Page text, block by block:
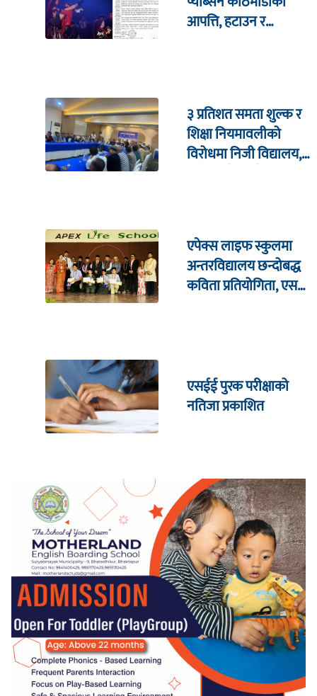
आपत्ति, हटाउन र
३ प्रतिशत समता शुल्क र
शिक्षा नियमावलीको
विरोधमा निजी विद्यालय,
एपेक्स लाइफ स्कुलमा
अन्तरविद्यालय छन्दोबद्ध
कविता प्रतियोगिता, एसपी
एसईई पुरक परीक्षाको
नतिजा प्रकाशित